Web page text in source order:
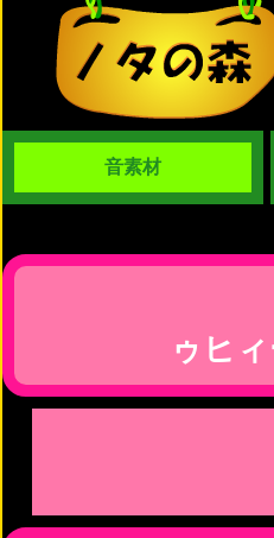
音素材
ゥヒ